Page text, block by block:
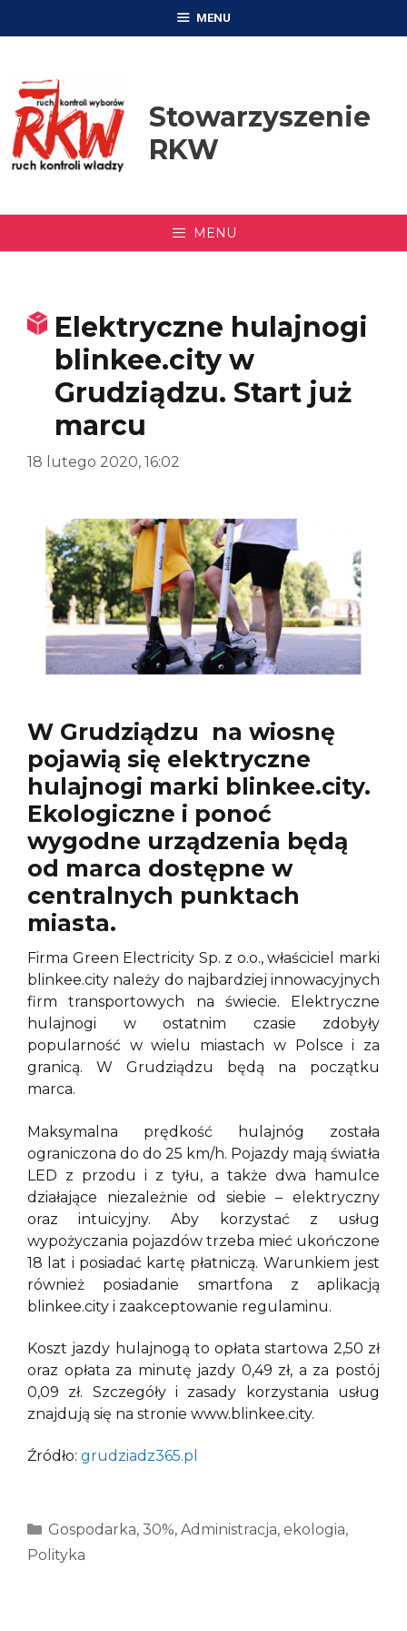
MENU
Stowarzyszenie
RKW
MENU
Elektryczne hulajnogi
blinkee.city w
Grudziądzu. Start już
marcu
18 lutego 2020, 16:02
W Grudziądzu na wiosnę
pojawią się elektryczne
hulajnogi marki blinkee.city.
Ekologiczne i ponoć
wygodne urządzenia będą
od marca dostępne w
centralnych punktach
miasta.
Firma Green Electricity Sp. z o.o., właściciel marki
blinkee.city należy do najbardziej innowacyjnych
firm transportowych na świecie. Elektryczne
hulajnogi w ostatnim czasie zdobyły
popularność w wielu miastach w Polsce i za
granicą. W Grudziądzu będą na początku
marca.
Maksymalna prędkość hulajnóg została
ograniczona do do 25 km/h. Pojazdy mają światła
LED z przodu i z tyłu, a także dwa hamulce
działające niezależnie od siebie – elektryczny
oraz intuicyjny. Aby korzystać z usług
wypożyczania pojazdów trzeba mieć ukończone
18 lat i posiadać kartę płatniczą. Warunkiem jest
również posiadanie smartfona z aplikacją
blinkee.city i zaakceptowanie regulaminu.
Koszt jazdy hulajnogą to opłata startowa 2,50 zł
oraz opłata za minutę jazdy 0,49 zł, a za postój
0,09 zł. Szczegóły i zasady korzystania usług
znajdują się na stronie www.blinkee.city.
Źródło: grudziadz365.pl
Kategorie
Gospodarka, 30%, Administracja, ekologia,
Polityka